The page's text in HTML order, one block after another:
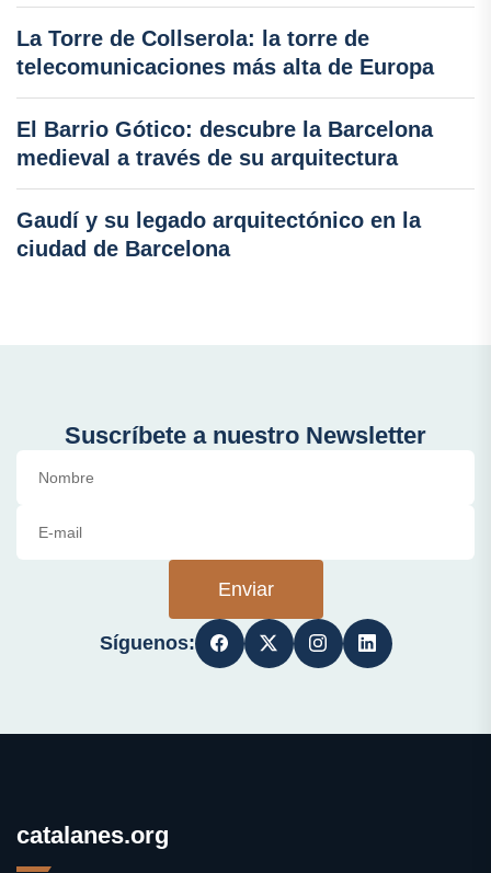
La Torre de Collserola: la torre de
telecomunicaciones más alta de Europa
El Barrio Gótico: descubre la Barcelona
medieval a través de su arquitectura
Gaudí y su legado arquitectónico en la
ciudad de Barcelona
Suscríbete a nuestro Newsletter
Enviar
Síguenos:
catalanes.org